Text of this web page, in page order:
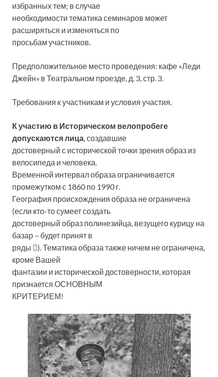
избранных тем; в случае
необходимости тематика семинаров может
расширяться и изменяться по
просьбам участников.
Предположительное место проведения: кафе «Леди
Джейн» в Театральном проезде, д. 3, стр. 3.
Требования к участникам и условия участия.
К участию в Историческом велопробеге
допускаются лица , создавшие
достоверный с исторической точки зрения образ из
велосипеда и человека.
Временной интервал образа ограничивается
промежутком с 1860 по 1990 г.
География происхождения образа не ограничена
(если кто-то сумеет создать
достоверный образ полинезийца, везущего курицу на
базар – будет принят в
ряды ). Тематика образа также ничем не ограничена,
кроме Вашей
фантазии и исторической достоверности, которая
признается ОСНОВНЫМ
КРИТЕРИЕМ!